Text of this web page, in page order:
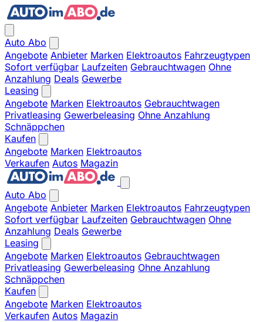
Auto Abo
Angebote Anbieter Marken Elektroautos Fahrzeugtypen
Sofort verfügbar Laufzeiten Gebrauchtwagen Ohne
Anzahlung Deals Gewerbe
Leasing
Angebote Marken Elektroautos Gebrauchtwagen
Privatleasing Gewerbeleasing Ohne Anzahlung
Schnäppchen
Kaufen
Angebote Marken Elektroautos
Verkaufen Autos Magazin
Auto Abo
Angebote Anbieter Marken Elektroautos Fahrzeugtypen
Sofort verfügbar Laufzeiten Gebrauchtwagen Ohne
Anzahlung Deals Gewerbe
Leasing
Angebote Marken Elektroautos Gebrauchtwagen
Privatleasing Gewerbeleasing Ohne Anzahlung
Schnäppchen
Kaufen
Angebote Marken Elektroautos
Verkaufen Autos Magazin